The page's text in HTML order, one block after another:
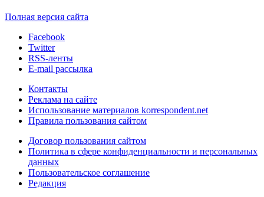
Полная версия сайта
Facebook
Twitter
RSS-ленты
E-mail рассылка
Контакты
Реклама на сайте
Использование материалов korrespondent.net
Правила пользования сайтом
Договор пользования сайтом
Политика в сфере конфиденциальности и персональных
данных
Пользовательское соглашение
Редакция